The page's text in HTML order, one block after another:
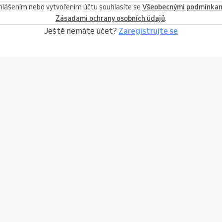
nebo vytvořením účtu souhlasíte se Všeobecnými
Zásadami ochrany osobních údajů.
Ještě nemáte účet? Zaregistrujte se